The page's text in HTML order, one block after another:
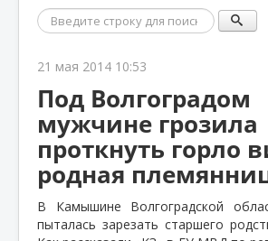
Поиск
21 мая 2014 10:53
Под Волгоградом
мужчине грозила
проткнуть горло
родная
В Камышине Волгоградской
пыталась зарезать старшего